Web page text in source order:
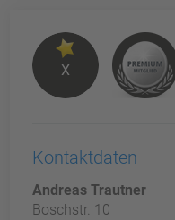
X
Kontaktdaten
Andreas Trautner
Boschstr. 10